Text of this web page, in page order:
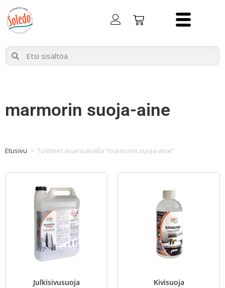
marmorin suoja-aine
Etusivu > Tuotteet avainsanalla “marmorin suoja-aine”
Julkisivusuoja Kivisuoja